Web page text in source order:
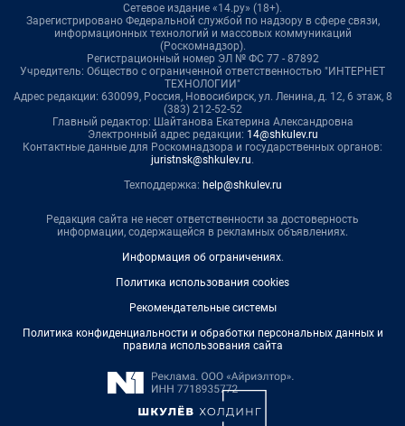
Сетевое издание «14.ру» (18+).
Зарегистрировано Федеральной службой по надзору в сфере связи,
информационных технологий и массовых коммуникаций
(Роскомнадзор).
Регистрационный номер ЭЛ № ФС 77 - 87892
Учредитель: Общество с ограниченной ответственностью "ИНТЕРНЕТ
ТЕХНОЛОГИИ"
Адрес редакции: 630099, Россия, Новосибирск, ул. Ленина, д. 12, 6 этаж, 8
(383) 212-52-52
Главный редактор: Шайтанова Екатерина Александровна
Электронный адрес редакции: 14@shkulev.ru
Контактные данные для Роскомнадзора и государственных органов:
juristnsk@shkulev.ru.
Техподдержка: help@shkulev.ru
Редакция сайта не несет ответственности за достоверность
информации, содержащейся в рекламных объявлениях.
Информация об ограничениях.
Политика использования cookies
Рекомендательные системы
Политика конфиденциальности и обработки персональных данных и
правила использования сайта